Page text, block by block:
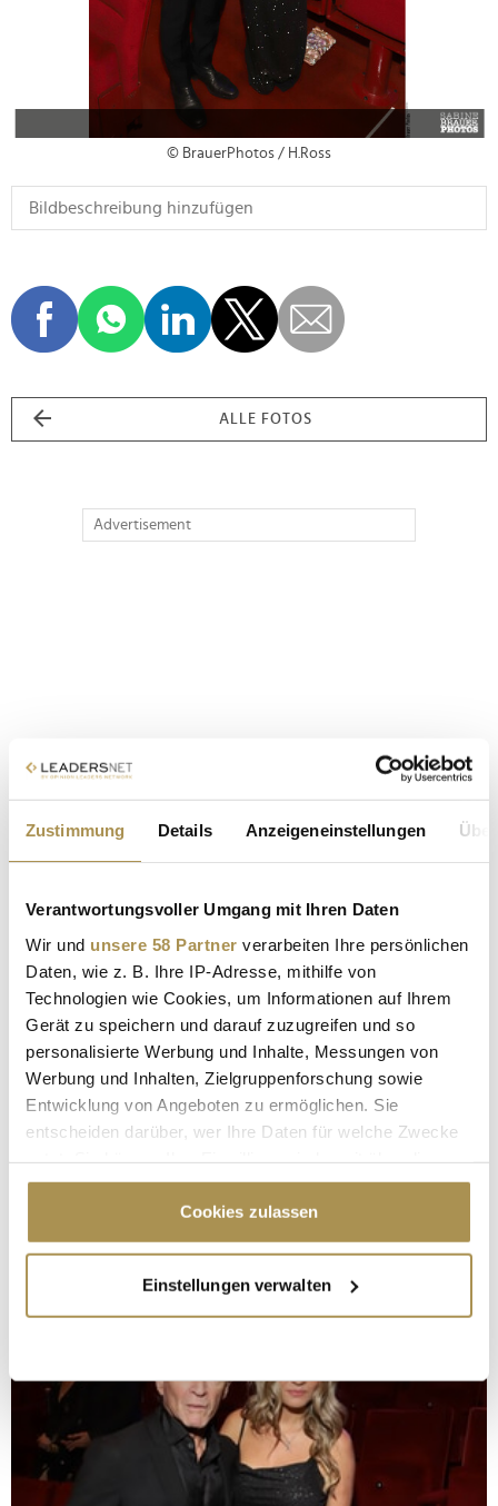
Zustimmung Details Anzeigeneinstellungen
Verantwortungsvoller Umgang mit Ihren Daten
Wir und unsere 58 Partner verarbeiten Ihre persönlichen
Daten, wie z. B. Ihre IP-Adresse, mithilfe von
Technologien wie Cookies, um Informationen auf Ihrem
Gerät zu speichern und darauf zuzugreifen und so
personalisierte Werbung und Inhalte, Messungen von
Werbung und Inhalten, Zielgruppenforschung sowie
Entwicklung von Angeboten zu ermöglichen. Sie
entscheiden darüber, wer Ihre Daten für welche Zwecke
Cookie-Erklärung oder durch Klicken auf das Privacy
Trigger Symbol ändern oder widerrufen
Informationen über Ihre geografische Lage
erfassen, welche bis auf einige Meter genau sein
bestimmten Merkmalen (Fingerprinting) identifizieren
Erfahren Sie mehr darüber, wie Ihre persönlichen Daten
verarbeitet werden, und legen Sie Ihre Präferenzen im
Abschnitt Einzelheiten
Cookies zulassen
Einstellungen verwalten
© BrauerPhotos / H.Ross
ALLE FOTOS
Advertisement